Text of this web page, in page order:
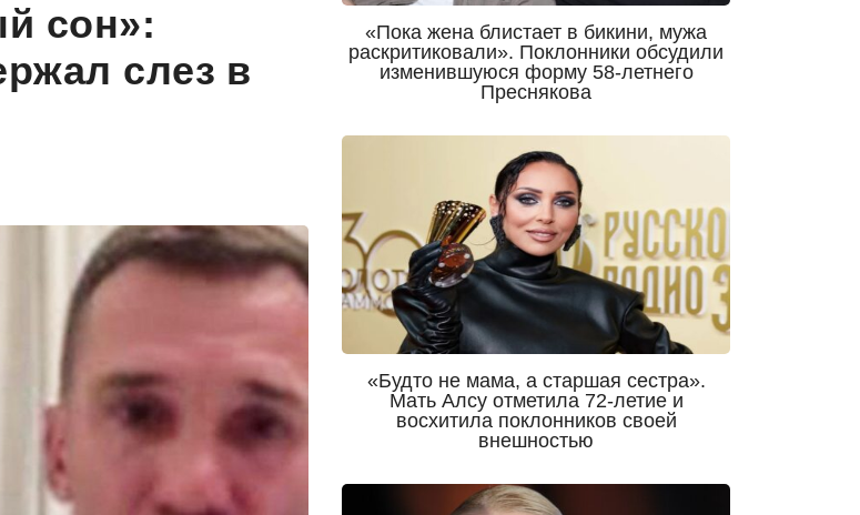
сон»:
слез в
«Пока жена блистает в бикини, мужа
раскритиковали». Поклонники обсудили
изменившуюся форму 58-летнего
Преснякова
«Будто не мама, а старшая сестра».
Мать Алсу отметила 72-летие и
восхитила поклонников своей
внешностью